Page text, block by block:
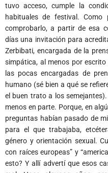
tuvo acceso, cumple la
habituales de festival.
comprobarlo, a partir de esa
días una invitación para
Zerbibati, encargada de la
simpática, al menos por
las pocas encargadas de
humano (sé bien a qué se
el buen trato a los
menos en parte. Porque, en
preguntas habían pasado de
para el que trabajaba,
género y orientación sexual.
con raíces europeas” y
esto? Y allí advertí que esos